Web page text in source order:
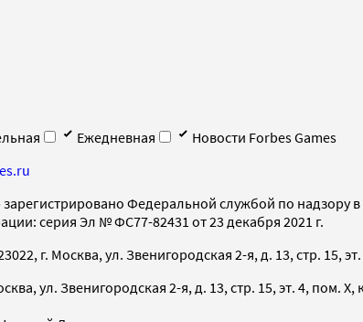
Ежедневная
Новости Forbes Games
зарегистрировано Федеральной службой по
серия Эл № ФС77-82431 от 23 декабря 2021 г.
г. Москва, ул. Звенигородская 2-я, д. 13, стр. 15,
ул. Звенигородская 2-я, д. 13, стр. 15, эт. 4, пом. X,